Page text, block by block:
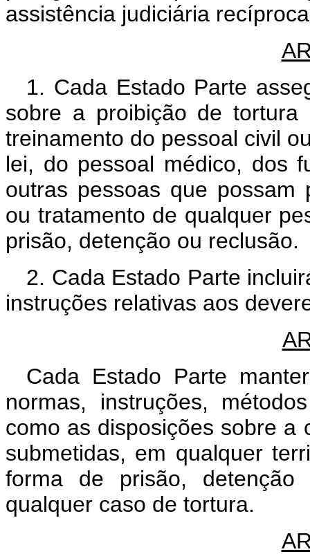
assistência judiciária
1. Cada Estado Parte
sobre a proibição de tortura
treinamento do pessoal civil
lei, do pessoal médico, dos
outras pessoas que possam
ou tratamento de qualquer
prisão, detenção ou reclusão.
2. Cada Estado Parte
instruções relativas aos
Cada Estado Parte
normas, instruções,
como as disposições sobre a
submetidas, em qualquer
forma de prisão,
qualquer caso de tortura.